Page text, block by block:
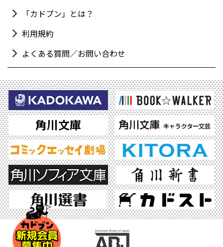
「カドブン」とは？
利用規約
よくある質問／お問い合わせ